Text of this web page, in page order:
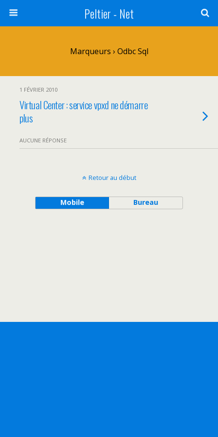
Peltier - Net
Marqueurs › Odbc Sql
1 FÉVRIER 2010
Virtual Center : service vpxd ne démarre
plus
AUCUNE RÉPONSE
Retour au début
Mobile Bureau